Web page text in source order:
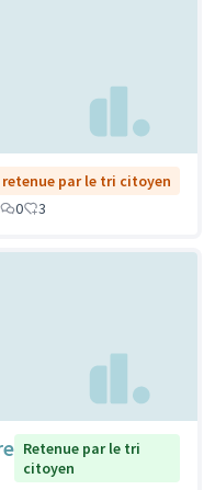
retenue par le tri citoyen
0 3
Retenue par le tri
citoyen